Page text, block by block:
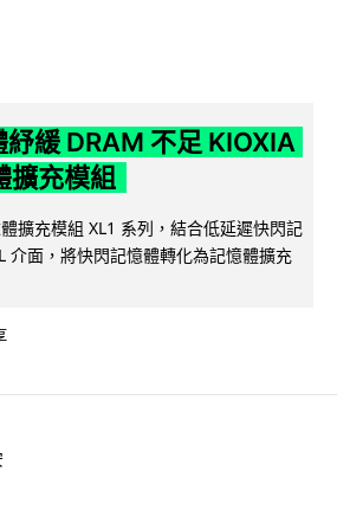
緩 DRAM 不足 KIOXIA
擴充模組
擴充模組 XL1 系列，結合低延遲快閃記
介面，將快閃記憶體轉化為記憶體擴充